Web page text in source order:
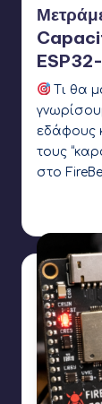
Τι θα
εδάφους
τους
στο